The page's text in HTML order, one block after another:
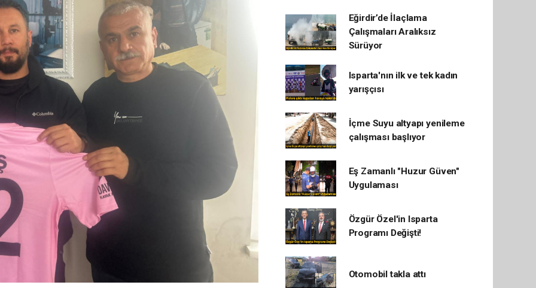
Eğirdir’de İlaçlama
Çalışmaları Aralıksız
Sürüyor
Isparta'nın ilk ve tek kadın
yarışçısı
İçme Suyu altyapı yenileme
çalışması başlıyor
Eş Zamanlı "Huzur Güven"
Uygulaması
Özgür Özel'in Isparta
Programı Değişti!
Otomobil takla attı